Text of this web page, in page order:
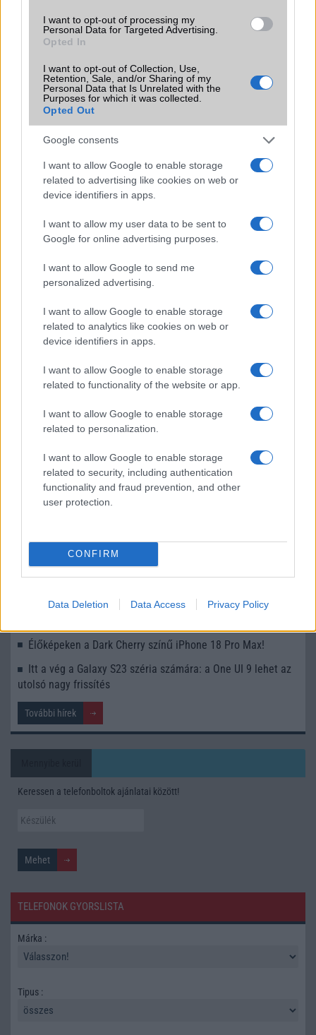
I want to opt-out of processing my
Personal Data for Targeted Advertising.
Opted In
I want to opt-out of Collection, Use,
Retention, Sale, and/or Sharing of my
Personal Data that Is Unrelated with the
Purposes for which it was collected.
Opted Out
Google consents
I want to allow Google to enable storage
related to advertising like cookies on web or
device identifiers in apps.
I want to allow my user data to be sent to
Google for online advertising purposes.
I want to allow Google to send me
personalized advertising.
I want to allow Google to enable storage
related to analytics like cookies on web or
device identifiers in apps.
I want to allow Google to enable storage
related to functionality of the website or app.
I want to allow Google to enable storage
related to personalization.
I want to allow Google to enable storage
related to security, including authentication
functionality and fraud prevention, and other
user protection.
CONFIRM
Data Deletion Data Access Privacy Policy
Az Edge Panel az egyik leghasznosabb funkció, amely
jelentősen felgyorsítja a mindennapi használatot,
KAPCSOLÓDÓ HÍREK
Bemutatjuk 2023 várhatóan legsikeresebb, elérhető árú
telefonját
A Samsung bemutatja a Galaxy A34 5G-t vadonatúj
Itt a Samsung Galaxy A54 5G Nightography kamerával és
További hírek
LEGOLVASOTTABBAK
Számos népszerű Samsung Galaxy készülék kimarad a One
UI 9 frissítésből – itt a lista az érintett modellekről
iPhone 18 bemutató dátum - ekkor rántja le a leplet az
Apple az új csúcsmobilokról
Az Android rejtett automatizmusai: hat funkció, amely
Ez a rejtett Samsung funkció teljesen megváltoztatja a
mobilhasználatot – sokan mégsem tudnak róla
Nem biztos, hogy érdemes kivárni az iPhone 18 Prot
A Galaxy S25 is megkaphatja a Galaxy S26 egyik legjobb
Élőképeken a Dark Cherry színű iPhone 18 Pro Max!
Itt a vég a Galaxy S23 széria számára: a One UI 9 lehet az
utolsó nagy frissítés
További hírek
Keressen a telefonboltok ajánlatai között!
TELEFONOK GYORSLISTA
Márka :
Tipus :